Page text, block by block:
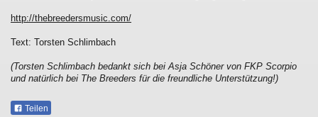
http://thebreedersmusic.com/
Text: Torsten Schlimbach
(Torsten Schlimbach bedankt sich bei Asja Schöner von FKP Scorpio
und natürlich bei The Breeders für die freundliche Unterstützung!)
Teilen